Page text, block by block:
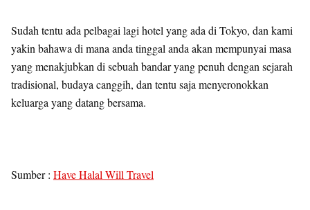
Sudah tentu ada pelbagai lagi hotel yang ada di Tokyo, dan kami
yakin bahawa di mana anda tinggal anda akan mempunyai masa
yang menakjubkan di sebuah bandar yang penuh dengan sejarah
tradisional, budaya canggih, dan tentu saja menyeronokkan
keluarga yang datang bersama.
Sumber : Have Halal Will Travel